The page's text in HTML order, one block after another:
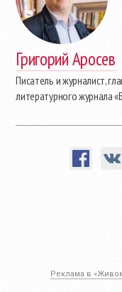
Григорий Аросев
Писатель и журналист,
литературного журнала
Реклама в